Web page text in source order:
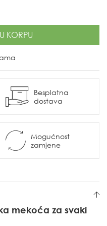
U KORPU
Besplatna
dostava
Mogućnost
zamjene
mekoća za svaki